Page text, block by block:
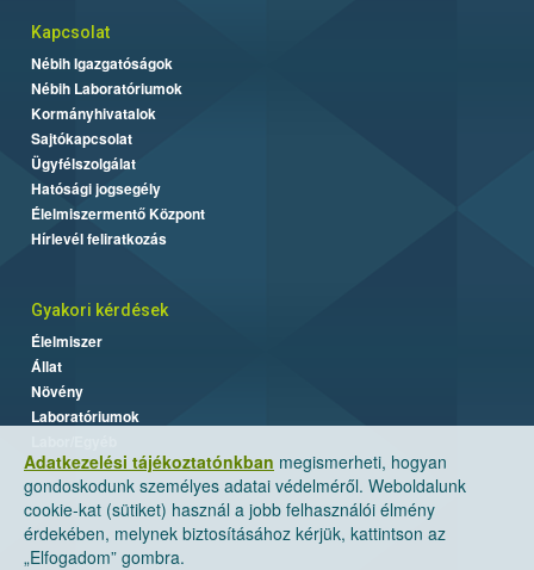
Adatkezelési tájékoztatónkban megismerheti, hogyan
gondoskodunk személyes adatai védelméről. Weboldalunk
cookie-kat (sütiket) használ a jobb felhasználói élmény
érdekében, melynek biztosításához kérjük, kattintson az
„Elfogadom” gombra.
Kapcsolat
Nébih Igazgatóságok
Nébih Laboratóriumok
Kormányhivatalok
Sajtókapcsolat
Ügyfélszolgálat
Hatósági jogsegély
Élelmiszermentő Központ
Hírlevél feliratkozás
Gyakori kérdések
Élelmiszer
Állat
Növény
Laboratóriumok